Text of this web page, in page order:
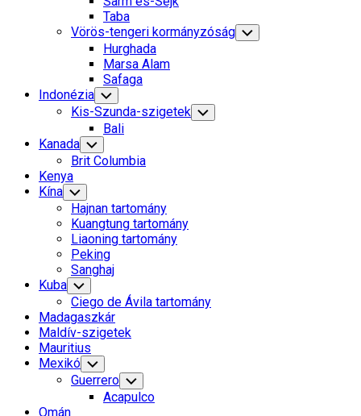
Taba
Vörös-tengeri kormányzóság Toggle
Child
Hurghada
Marsa Alam
Safaga
Indonézia Toggle
Child
Menu
Kis-Szunda-szigetek Toggle
Child
Bali
Kanada Toggle
Child
Menu
Brit Columbia
Kenya
Kína Toggle
Child
Menu
Hajnan tartomány
Kuangtung tartomány
Liaoning tartomány
Peking
Sanghaj
Kuba Toggle
Child
Menu
Ciego de Ávila tartomány
Madagaszkár
Maldív-szigetek
Mauritius
Mexikó Toggle
Child
Menu
Guerrero Toggle
Child
Menu
Acapulco
Omán